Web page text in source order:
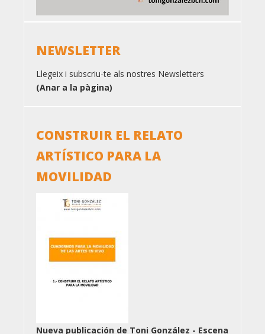
NEWSLETTER
Llegeix i subscriu-te als nostres Newsletters
(Anar a la pàgina)
CONSTRUIR EL RELATO
ARTÍSTICO PARA LA
MOVILIDAD
Nueva publicación de Toni González - Escena